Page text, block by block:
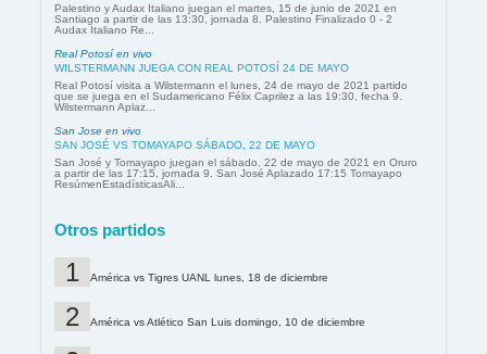
Palestino y Audax Italiano juegan el martes, 15 de junio de 2021 en
Santiago a partir de las 13:30, jornada 8. Palestino Finalizado 0 - 2
Audax Italiano Re...
Real Potosí en vivo
WILSTERMANN JUEGA CON REAL POTOSÍ 24 DE MAYO
Real Potosí visita a Wilstermann el lunes, 24 de mayo de 2021 partido
que se juega en el Sudamericano Félix Caprilez a las 19:30, fecha 9.
Wilstermann Aplaz...
San Jose en vivo
SAN JOSÉ VS TOMAYAPO SÁBADO, 22 DE MAYO
San José y Tomayapo juegan el sábado, 22 de mayo de 2021 en Oruro
a partir de las 17:15, jornada 9. San José Aplazado 17:15 Tomayapo
ResúmenEstadísticasAli...
Otros partidos
América vs Tigres UANL lunes, 18 de diciembre
América vs Atlético San Luis domingo, 10 de diciembre